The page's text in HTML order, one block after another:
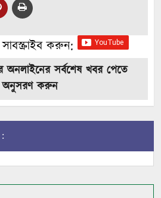
করুন:
সর্বশেষ খবর পেতে
অনুসরণ করুন